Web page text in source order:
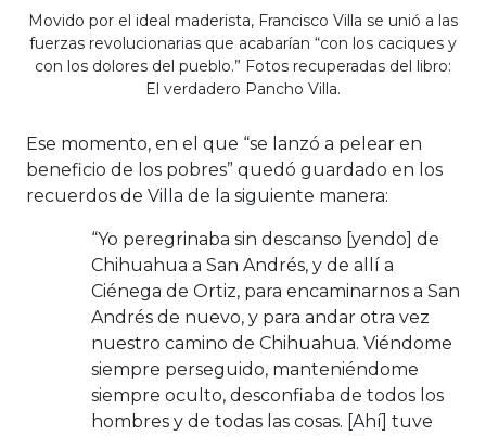
Movido por el ideal maderista, Francisco Villa se unió a las
fuerzas revolucionarias que acabarían “con los caciques y
con los dolores del pueblo.” Fotos recuperadas del libro:
El verdadero Pancho Villa.
Ese momento, en el que “se lanzó a pelear en
beneficio de los pobres” quedó guardado en los
recuerdos de Villa de la siguiente manera:
“Yo peregrinaba sin descanso [yendo] de
Chihuahua a San Andrés, y de allí a
Ciénega de Ortiz, para encaminarnos a San
Andrés de nuevo, y para andar otra vez
nuestro camino de Chihuahua. Viéndome
siempre perseguido, manteniéndome
siempre oculto, desconfiaba de todos los
hombres y de todas las cosas. [Ahí] tuve